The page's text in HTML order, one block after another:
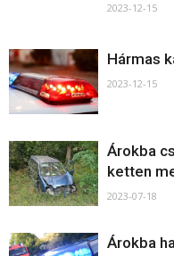
2023-12-15
Hármas
2023-12-15
Árokba
ketten
2023-07-18
Árokba